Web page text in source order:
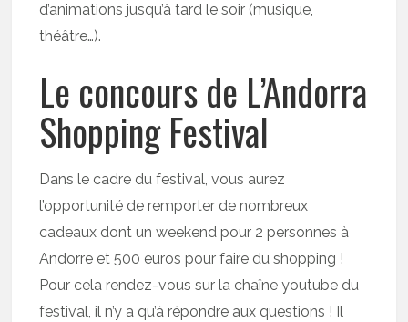
d’animations jusqu’à tard le soir (musique,
théâtre…).
Le concours de L’Andorra
Shopping Festival
Dans le cadre du festival, vous aurez
l’opportunité de remporter de nombreux
cadeaux dont un weekend pour 2 personnes à
Andorre et 500 euros pour faire du shopping !
Pour cela rendez-vous sur la chaîne youtube du
festival, il n’y a qu’à répondre aux questions ! Il